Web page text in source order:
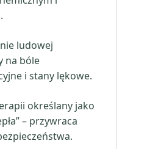
ludowej
na bóle
i stany lękowe.
określany jako
– przywraca